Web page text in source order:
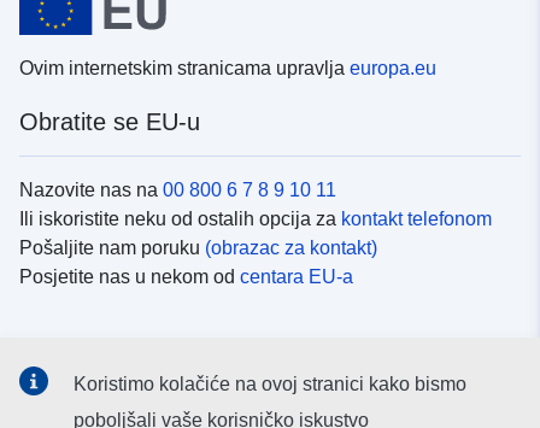
Ovim internetskim stranicama upravlja europa.eu
Obratite se EU-u
Nazovite nas na 00 800 6 7 8 9 10 11
Ili iskoristite neku od ostalih opcija za kontakt telefonom
Pošaljite nam poruku (obrazac za kontakt)
Posjetite nas u nekom od centara EU-a
Potražite kanale EU-a nadruštvenim mrežama
Koristimo kolačiće na ovoj stranici kako bismo
poboljšali vaše korisničko iskustvo